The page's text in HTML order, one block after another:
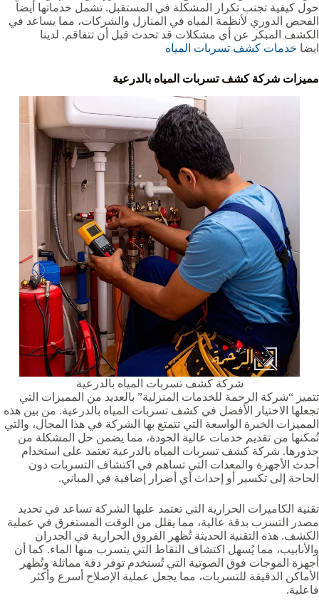
حول كيفية تجنب تكرار المشكلة في المستقبل. تشمل خدماتها أيضاً
الفحص الدوري لأنظمة المياه في المنازل والشركات، مما يساعد في
الكشف المبكر عن أي مشكلات قد تحدث قبل أن تتفاقم. لدينا
ايضا خدمات كشف تسربات المياه
مميزات شركة كشف تسربات المياه بالدرعية
شركة كشف تسربات المياه بالدرعية
تتميز “شركة الرحمة للخدمات المنزلية” بالعديد من المميزات التي
تجعلها الاختيار الأفضل في كشف تسربات المياه بالدرعية. من بين هذه
المميزات الخبرة الواسعة التي تتمتع بها الشركة في هذا المجال، والتي
تُمكنها من تقديم خدمات عالية الجودة، مما يضمن حل المشكلة من
جذورها. شركة كشف تسربات المياه بالدرعية تعتمد على استخدام
أحدث الأجهزة والمعدات التي تساهم في اكتشاف التسربات دون
الحاجة إلى تكسير أو إحداث أي أضرار إضافية في المباني.
تقنية الكاميرات الحرارية التي تعتمد عليها الشركة تساعد في تحديد
مصدر التسرب بدقة عالية، مما يقلل من الوقت المستغرق في عملية
الكشف. هذه التقنية الحديثة تُظهر الفروق الحرارية في الجدران
والأنابيب، مما يُسهل اكتشاف النقاط التي يتسرب منها الماء. كما أن
أجهزة الموجات فوق الصوتية التي تُستخدم توفر دقة مماثلة وتُظهر
الأماكن الدقيقة للتسربات، مما يجعل عملية الإصلاح أسرع وأكثر
فاعلية.